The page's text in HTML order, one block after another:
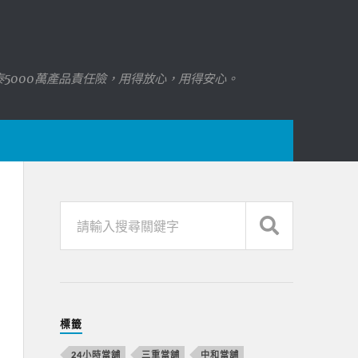
萬產品責任險，用得放心，用得安心。
標籤
24小時當舖 三重當舖 中和當舖